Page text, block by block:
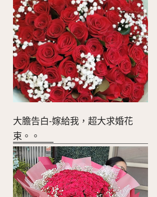
大膽告白-嫁給我，超大求婚花
束。。